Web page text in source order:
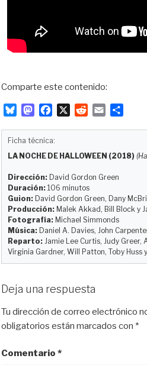
Comparte este contenido:
u
s
k
y
M
o
d
o
n
b
o
o
k
X
i
t
l
a
i
r
Ficha técnica:
LA NOCHE DE HALLOWEEN (2018)
Dirección: David Gordon Green
Duración: 106 minutos
Guion: David Gordon Green, Dany
Producción: Malek Akkad, Bill Block y
Fotografía: Michael Simmonds
Música: Daniel A. Davies, John
Reparto: Jamie Lee Curtis, Judy Greer,
Virginia Gardner, Will Patton, Toby Huss
Deja una respuesta
Tu dirección de correo electrónico
obligatorios están marcados con *
Comentario *